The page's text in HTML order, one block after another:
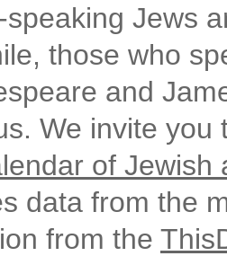
Jews
those who
and
We invite
of Jewish
data from the
from the